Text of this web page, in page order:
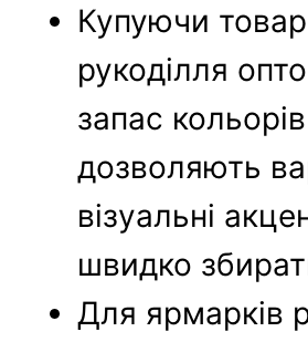
Купуючи
рукоділля
запас
дозволяють
візуальні
швидко
Для ярмарків